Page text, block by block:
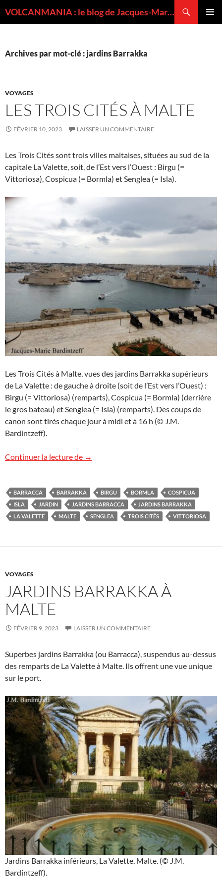
VOLCANMANIA : le blog de Jacques-Marie BARDINTZEFF, volcanologue
Archives par mot-clé : jardins Barrakka
VOYAGES
LES TROIS CITÉS À MALTE
FÉVRIER 10, 2023 LAISSER UN COMMENTAIRE
Les Trois Cités sont trois villes maltaises, situées au sud de la
capitale La Valette, soit, de l’Est vers l’Ouest : Birgu (=
Vittoriosa), Cospicua (= Bormla) et Senglea (= Isla).
Les Trois Cités à Malte, vues des jardins Barrakka supérieurs
de La Valette : de gauche à droite (soit de l’Est vers l’Ouest) :
Birgu (= Vittoriosa) (remparts), Cospicua (= Bormla) (derrière
le gros bateau) et Senglea (= Isla) (remparts). Des coups de
canon sont tirés chaque jour à midi et à 16 h (© J.M.
Bardintzeff).
Continuer la lecture de Les Trois Cités à Malte
→
BARRACCA BARRAKKA BIRGU BORMLA
COSPICUA
ISLA
JARDIN JARDINS BARRACCA
JARDINS BARRAKKA
LA VALETTE
MALTE SENGLEA TROIS CITÉS VITTORIOSA
VOYAGES
JARDINS BARRAKKA À
MALTE
FÉVRIER 9, 2023 LAISSER UN COMMENTAIRE
Superbes jardins Barrakka (ou Barracca), suspendus au-dessus
des remparts de La Valette à Malte. Ils offrent une vue unique
sur le port.
Jardins Barrakka inférieurs, La Valette, Malte. (© J.M.
Bardintzeff).